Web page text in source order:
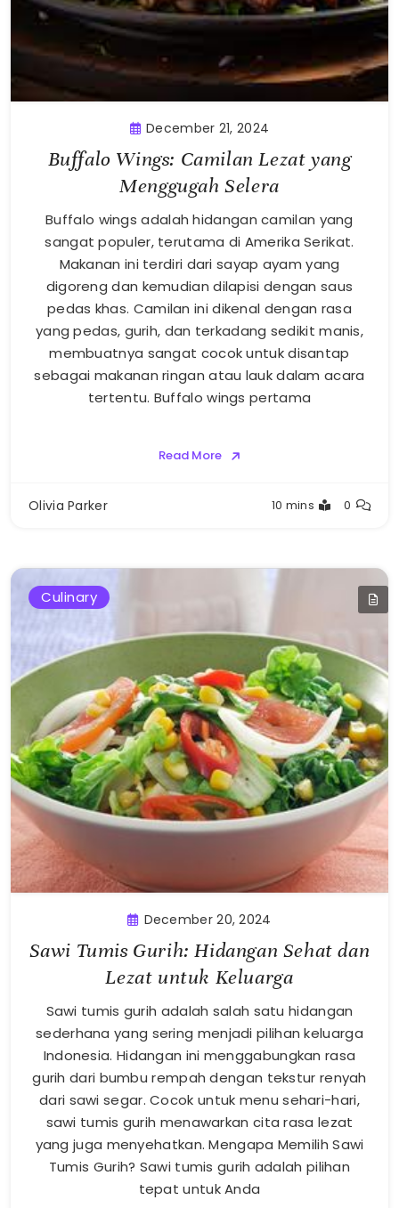
December 21, 2024
Buffalo Wings: Camilan Lezat yang
Menggugah Selera
Buffalo wings adalah hidangan camilan yang
sangat populer, terutama di Amerika Serikat.
Makanan ini terdiri dari sayap ayam yang
digoreng dan kemudian dilapisi dengan saus
pedas khas. Camilan ini dikenal dengan rasa
yang pedas, gurih, dan terkadang sedikit manis,
membuatnya sangat cocok untuk disantap
sebagai makanan ringan atau lauk dalam acara
tertentu. Buffalo wings pertama
Read More
Olivia Parker 10 mins 0
Culinary
December 20, 2024
Sawi Tumis Gurih: Hidangan Sehat dan
Lezat untuk Keluarga
Sawi tumis gurih adalah salah satu hidangan
sederhana yang sering menjadi pilihan keluarga
Indonesia. Hidangan ini menggabungkan rasa
gurih dari bumbu rempah dengan tekstur renyah
dari sawi segar. Cocok untuk menu sehari-hari,
sawi tumis gurih menawarkan cita rasa lezat
yang juga menyehatkan. Mengapa Memilih Sawi
Tumis Gurih? Sawi tumis gurih adalah pilihan
tepat untuk Anda